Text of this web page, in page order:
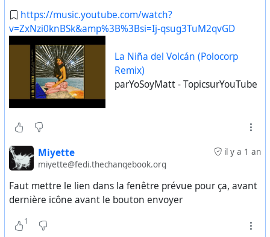
https://music.youtube.com/watch?
v=ZxNzi0knBSk&amp%3B%3Bsi=Ij-qsug3TuM2qvGD
La Niña del Volcán (Polocorp
Remix)
parYoSoyMatt - TopicsurYouTube
il y a 1 an
Miyette
miyette@fedi.thechangebook.org
Faut mettre le lien dans la fenêtre prévue pour ça, avant
dernière icône avant le bouton envoyer
1